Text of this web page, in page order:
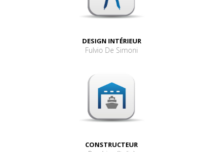
DESIGN INTÉRIEUR
Fulvio De Simoni
CONSTRUCTEUR